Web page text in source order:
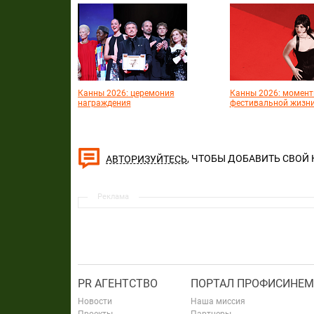
Канны 2026: церемония
награждения
Канны 2026:
фестивальной
АВТОРИЗУЙТЕСЬ, ЧТОБЫ ДОБАВИТЬ СВОЙ
Реклама
PR АГЕНТСТВО
Новости
ПОРТАЛ
Наша миссия